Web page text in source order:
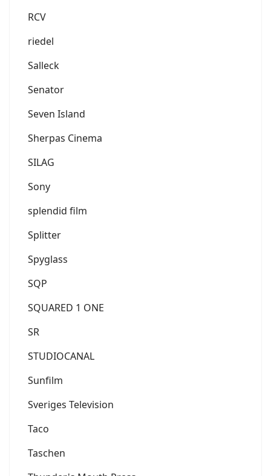
RCV
riedel
Salleck
Senator
Seven Island
Sherpas Cinema
SILAG
Sony
splendid film
Splitter
Spyglass
SQP
SQUARED 1 ONE
SR
STUDIOCANAL
Sunfilm
Sveriges Television
Taco
Taschen